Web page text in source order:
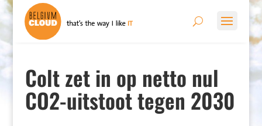
Colt zet in op netto nul
CO2-uitstoot tegen 2030